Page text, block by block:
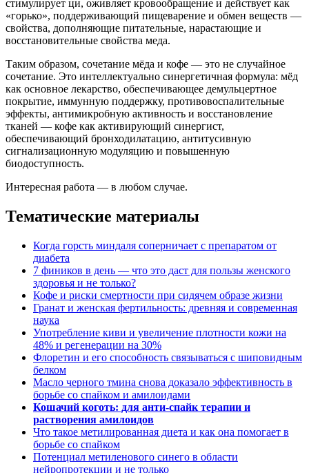
стимулирует ци, оживляет кровообращение и действует как
«горько», поддерживающий пищеварение и обмен веществ —
свойства, дополняющие питательные, нарастающие и
восстановительные свойства меда.
Таким образом, сочетание мёда и кофе — это не случайное
сочетание. Это интеллектуально синергетичная формула: мёд
как основное лекарство, обеспечивающее демульцертное
покрытие, иммунную поддержку, противовоспалительные
эффекты, антимикробную активность и восстановление
тканей — кофе как активирующий синергист,
обеспечивающий бронходилатацию, антитусивную
сигнализационную модуляцию и повышенную
биодоступность.
Интересная работа — в любом случае.
Тематические материалы
Когда горсть миндаля соперничает с препаратом от
диабета
7 фиников в день — что это даст для пользы женского
здоровья и не только?
Кофе и риски смертности при сидячем образе жизни
Гранат и женская фертильность: древняя и современная
наука
Употребление киви и увеличение плотности кожи на
48% и регенерации на 30%
Флоретин и его способность связываться с шиповидным
белком
Масло черного тмина снова доказало эффективность в
борьбе со спайком и амилоидами
Кошачий коготь: для анти-спайк терапии и
растворения амилоидов
Что такое метилированная диета и как она помогает в
борьбе со спайком
Потенциал метиленового синего в области
нейропротекции и не только